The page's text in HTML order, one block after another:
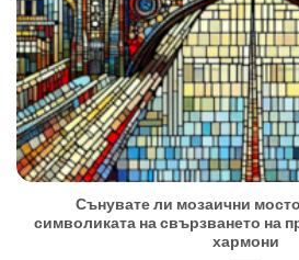
Сънувате ли мозаични
символиката на свързването на
хармони